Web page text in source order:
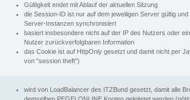
Gültigkeit endet mit Ablauf der aktuellen Sitzung
die Session-ID ist nur auf dem jeweiligen Server gültig
Server-Instanzen synchronisiert
basiert insbesondere nicht auf der IP des Nutzers oder
Nutzer zurückverfolgbaren Information
das Cookie ist auf HttpOnly gesetzt und damit nicht per
von "session theft")
wird von LoadBalancer des ITZBund gesetzt, damit alle